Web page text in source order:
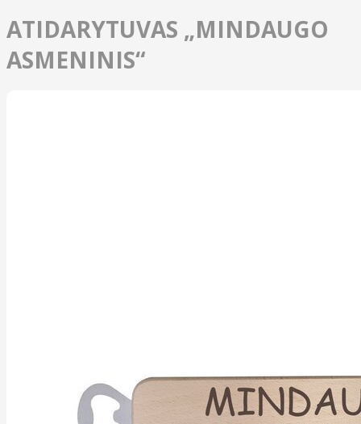
ATIDARYTUVAS „MINDAUGO
ASMENINIS“